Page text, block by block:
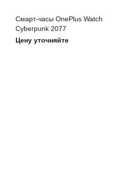
Смарт-часы OnePlus Watch
Cyberpunk 2077
Цену уточняйте